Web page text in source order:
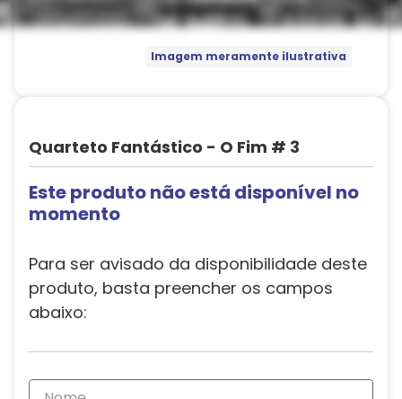
Imagem meramente ilustrativa
Quarteto Fantástico - O Fim # 3
Este produto não está disponível no
momento
Para ser avisado da disponibilidade deste
produto, basta preencher os campos
abaixo: